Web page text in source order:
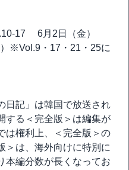
17 6月2日（金）
※Vol.9・17・21・25に
日記」は韓国で放送され
する＜完全版＞は編集が
は権利上、＜完全版＞の
＞は、海外向けに特別に
本編分数が長くなってお